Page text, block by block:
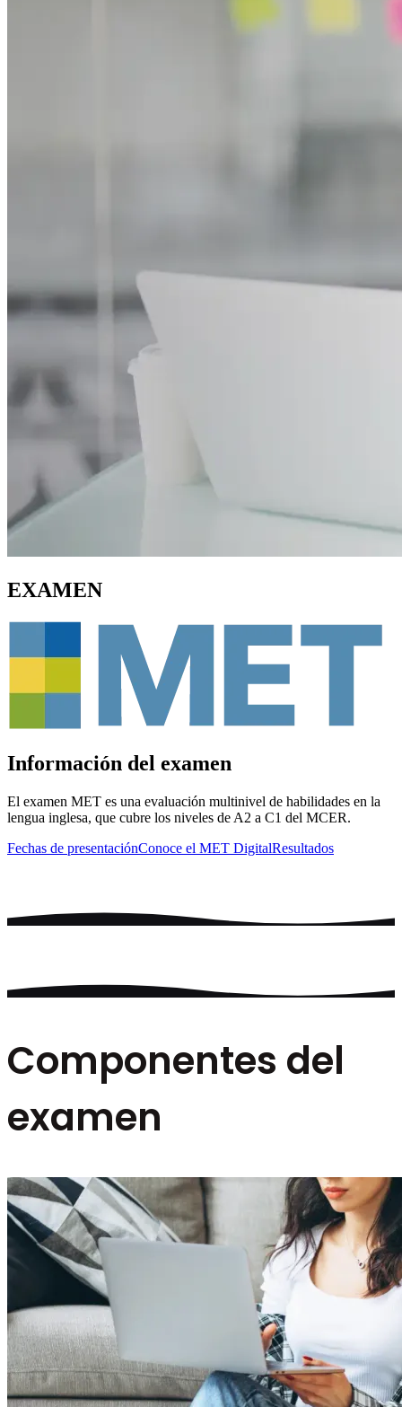
EXAMEN
Información del examen
El examen MET es una evaluación multinivel de habilidades en la
lengua inglesa, que cubre los niveles de A2 a C1 del MCER.
Fechas de presentaciónConoce el MET DigitalResultados
Componentes del
examen